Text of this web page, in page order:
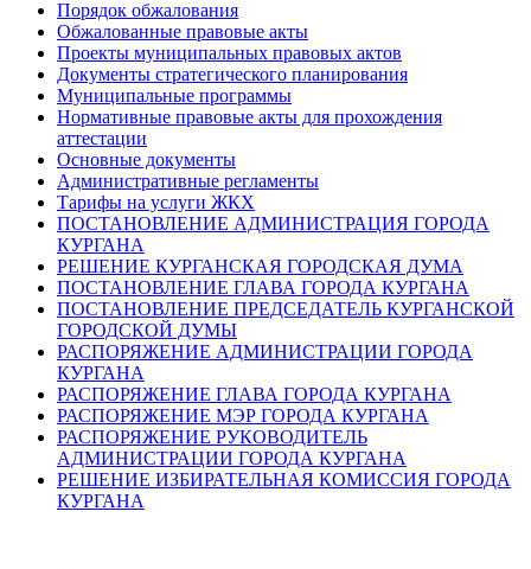
Порядок обжалования
Обжалованные правовые акты
Проекты муниципальных правовых актов
Документы стратегического планирования
Муниципальные программы
Нормативные правовые акты для прохождения
аттестации
Основные документы
Административные регламенты
Тарифы на услуги ЖКХ
ПОСТАНОВЛЕНИЕ АДМИНИСТРАЦИЯ ГОРОДА
КУРГАНА
РЕШЕНИЕ КУРГАНСКАЯ ГОРОДСКАЯ ДУМА
ПОСТАНОВЛЕНИЕ ГЛАВА ГОРОДА КУРГАНА
ПОСТАНОВЛЕНИЕ ПРЕДСЕДАТЕЛЬ КУРГАНСКОЙ
ГОРОДСКОЙ ДУМЫ
РАСПОРЯЖЕНИЕ АДМИНИСТРАЦИИ ГОРОДА
КУРГАНА
РАСПОРЯЖЕНИЕ ГЛАВА ГОРОДА КУРГАНА
РАСПОРЯЖЕНИЕ МЭР ГОРОДА КУРГАНА
РАСПОРЯЖЕНИЕ РУКОВОДИТЕЛЬ
АДМИНИСТРАЦИИ ГОРОДА КУРГАНА
РЕШЕНИЕ ИЗБИРАТЕЛЬНАЯ КОМИССИЯ ГОРОДА
КУРГАНА